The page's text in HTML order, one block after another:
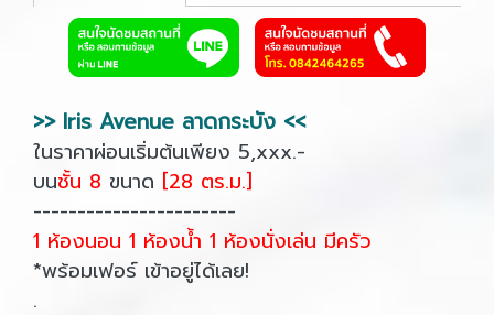
>> Iris Avenue ลาดกระบัง <<
ในราคาผ่อนเริ่มต้นเพียง 5,xxx.-
บนชั้น 8 ขนาด [28 ตร.ม.]
-----------------------
1 ห้องนอน 1 ห้องน้ำ 1 ห้องนั่งเล่น มีครัว
*พร้อมเฟอร์ เข้าอยู่ได้เลย!
.